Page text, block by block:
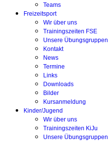
Teams
Freizeitsport
Wir über uns
Trainingszeiten FSE
Unsere Übungsgruppen
Kontakt
News
Termine
Links
Downloads
Bilder
Kursanmeldung
Kinder/Jugend
Wir über uns
Trainingszeiten KiJu
Unsere Übungsgruppen